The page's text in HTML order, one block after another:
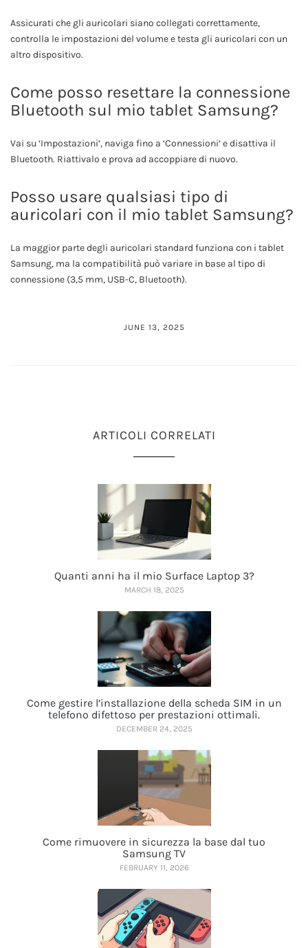
Assicurati che gli auricolari siano collegati correttamente,
controlla le impostazioni del volume e testa gli auricolari con un
altro dispositivo.
Come posso resettare la connessione
Bluetooth sul mio tablet Samsung?
Vai su ‘Impostazioni’, naviga fino a ‘Connessioni’ e disattiva il
Bluetooth. Riattivalo e prova ad accoppiare di nuovo.
Posso usare qualsiasi tipo di
auricolari con il mio tablet Samsung?
La maggior parte degli auricolari standard funziona con i tablet
Samsung, ma la compatibilità può variare in base al tipo di
connessione (3,5 mm, USB-C, Bluetooth).
JUNE 13, 2025
ARTICOLI CORRELATI
Quanti anni ha il mio Surface Laptop 3?
MARCH 18, 2025
Come gestire l’installazione della scheda SIM in un
telefono difettoso per prestazioni ottimali.
DECEMBER 24, 2025
Come rimuovere in sicurezza la base dal tuo
Samsung TV
FEBRUARY 11, 2026